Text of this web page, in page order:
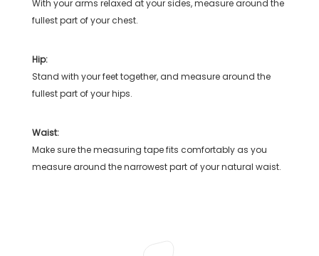
With your arms relaxed at your sides, measure around the
fullest part of your chest.
Hip:
Stand with your feet together, and measure around the
fullest part of your hips.
Waist:
Make sure the measuring tape fits comfortably as you
measure around the narrowest part of your natural waist.